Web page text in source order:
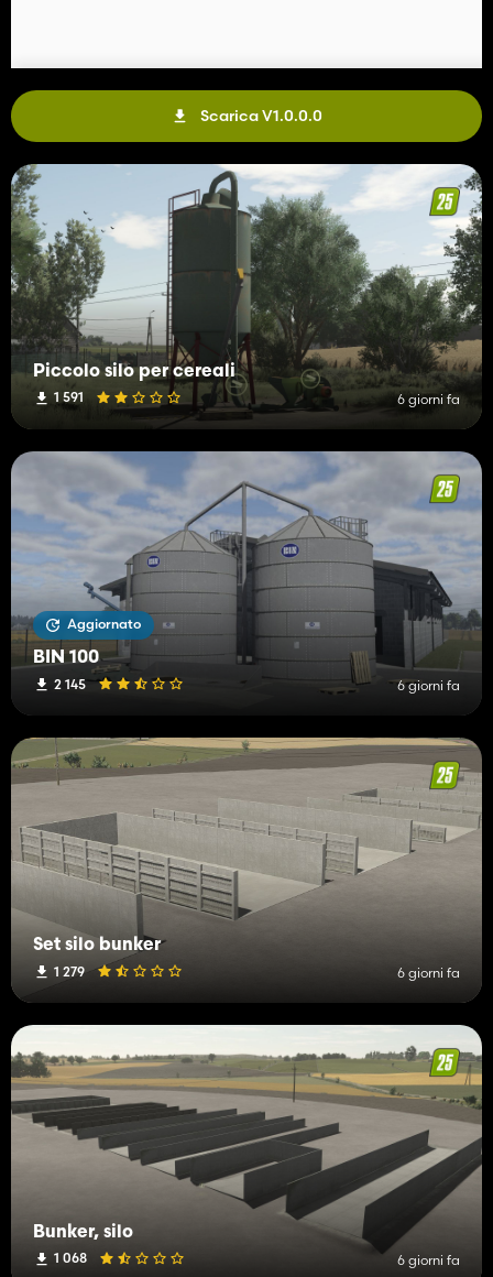
Scarica V1.0.0.0
Piccolo silo per cereali
1 591 6 giorni fa
Aggiornato
BIN 100
2 145 6 giorni fa
Set silo bunker
1 279 6 giorni fa
Bunker, silo
1 068 6 giorni fa